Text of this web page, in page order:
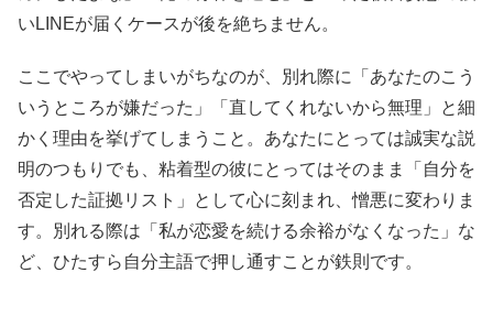
いLINEが届くケースが後を絶ちません。
ここでやってしまいがちなのが、別れ際に「あなたのこう
いうところが嫌だった」「直してくれないから無理」と細
かく理由を挙げてしまうこと。あなたにとっては誠実な説
明のつもりでも、粘着型の彼にとってはそのまま「自分を
否定した証拠リスト」として心に刻まれ、憎悪に変わりま
す。別れる際は「私が恋愛を続ける余裕がなくなった」な
ど、ひたすら自分主語で押し通すことが鉄則です。